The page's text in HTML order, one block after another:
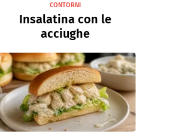
CONTORNI
Insalatina con le
acciughe